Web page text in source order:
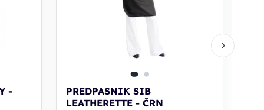
-
PREDPASNIK SIB
LEATHERETTE - ČRN